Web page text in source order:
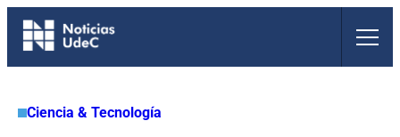
Saltar
Ciencia & Tecnología